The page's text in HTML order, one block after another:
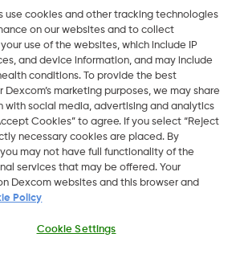
Ühendriikides ning võivad olla
riikides.
•LBL021664 Rev001
Inc. Kõik õigused on kaitstud.
use cookies and other tracking technologies
on our websites and to collect
use of the websites, which include IP
and device information, and may include
conditions. To provide the best
marketing purposes, we may share
with social media, advertising and analytics
Cookies” to agree. If you select “Reject
necessary cookies are placed. By
may not have full functionality of the
services that may be offered. Your
Dexcom websites and this browser and
Policy
Cookie Settings